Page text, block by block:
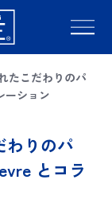
たこだわりのパ
ーション
わりのパ
とコラ